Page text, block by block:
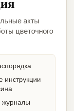
акты
цветочного
инструкции
журналы